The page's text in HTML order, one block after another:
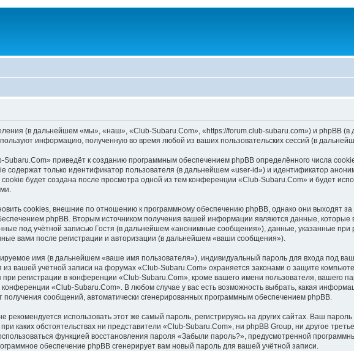
(в дальнейшем «мы», «наш», «Club-Subaru.Com», «https://forum.club-subaru.com») и phpBB
информацию, полученную во время любой из ваших пользовательских сессий (в
приведёт к созданию программным обеспечением phpBB определённого числа
только идентификатор пользователя (в дальнейшем «user-id») и идентификатор
будет создана после просмотра одной из тем конференции «Club-Subaru.Com» и будет
cookies, внешние по отношению к программному обеспечению phpBB, однако они выходят за
phpBB. Вторым источником получения вашей информации являются данные,
под учётной записью Гостя (в дальнейшем «анонимные сообщения»), данные, указанные при
вами после регистрации и авторизации (в дальнейшем «ваши сообщения»).
имя (в дальнейшем «ваше имя пользователя»), индивидуальный пароль для входа под
вашей учётной записи на форумах «Club-Subaru.Com» охраняется законами о защите
регистрации в конференции «Club-Subaru.Com», кроме вашего имени пользователя, вашего
«Club-Subaru.Com». В любом случае у вас есть возможность выбрать, какая
получения сообщений, автоматически сгенерированных программным обеспечением phpBB.
использовать этот же самый пароль, регистрируясь на других сайтах. Ваш пароль
каких обстоятельствах ни представители «Club-Subaru.Com», ни phpBB Group, ни другое
функцией восстановления пароля «Забыли пароль?», предусмотренной
обеспечение phpBB сгенерирует вам новый пароль для вашей учётной записи.